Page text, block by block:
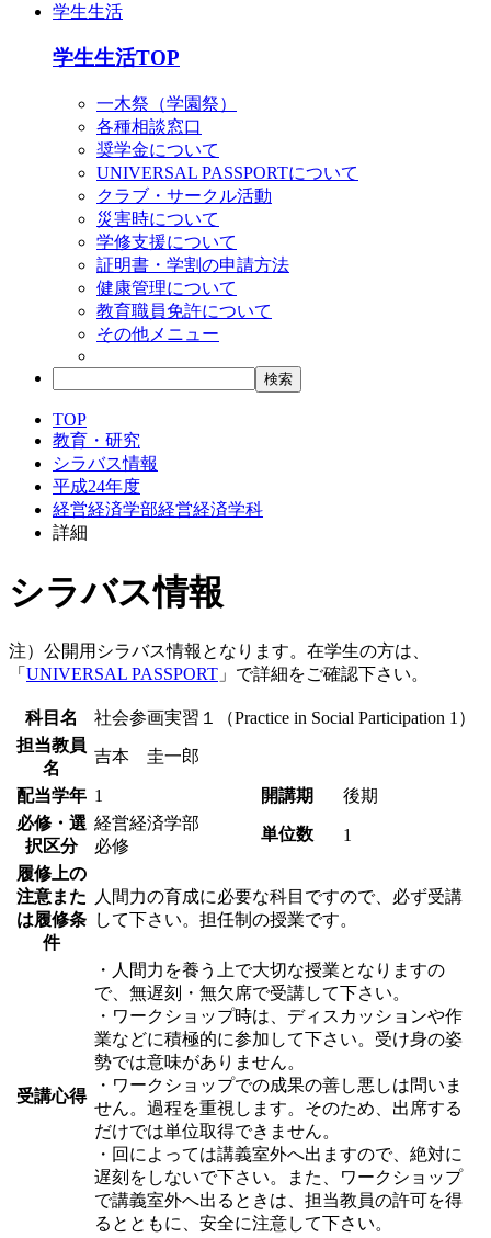
学生生活
学生生活TOP
一木祭（学園祭）
各種相談窓口
奨学金について
UNIVERSAL PASSPORTについて
クラブ・サークル活動
災害時について
学修支援について
証明書・学割の申請方法
健康管理について
教育職員免許について
その他メニュー
TOP
教育・研究
シラバス情報
平成24年度
経営経済学部経営経済学科
詳細
シラバス情報
注）公開用シラバス情報となります。在学生の方は、
「 UNIVERSAL PASSPORT 」で詳細をご確認下さい。
科目名
社会参画実習１（Practice in Social Participation 1）
担当教員
名
吉本 圭一郎
配当学年 1 開講期
後期
必修・選
択区分
経営経済学部
必修
単位数 1
履修上の
注意また
は履修条
件
人間力の育成に必要な科目ですので、必ず受講
して下さい。担任制の授業です。
受講心得
・人間力を養う上で大切な授業となりますの
で、無遅刻・無欠席で受講して下さい。
・ワークショップ時は、ディスカッションや作
業などに積極的に参加して下さい。受け身の姿
勢では意味がありません。
・ワークショップでの成果の善し悪しは問いま
せん。過程を重視します。そのため、出席する
だけでは単位取得できません。
・回によっては講義室外へ出ますので、絶対に
遅刻をしないで下さい。また、ワークショップ
で講義室外へ出るときは、担当教員の許可を得
るとともに、安全に注意して下さい。